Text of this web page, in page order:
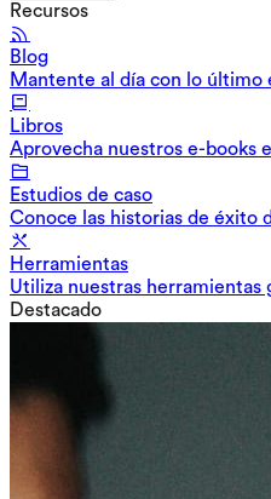
Recursos
Blog
Mantente al día con lo último
Libros
Aprovecha nuestros e-books
Estudios de caso
Conoce las historias de éxito
Herramientas
Utiliza nuestras
Destacado